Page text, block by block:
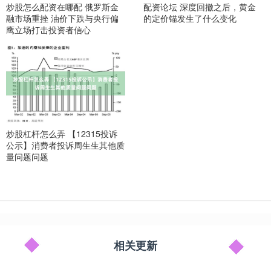
炒股怎么配资在哪配 俄罗斯金
融市场重挫 油价下跌与央行偏
鹰立场打击投资者信心
配资论坛 深度回撤之后，黄金
的定价锚发生了什么变化
炒股杠杆怎么弄 【12315投诉
公示】消费者投诉周生生其他质
量问题问题
相关更新